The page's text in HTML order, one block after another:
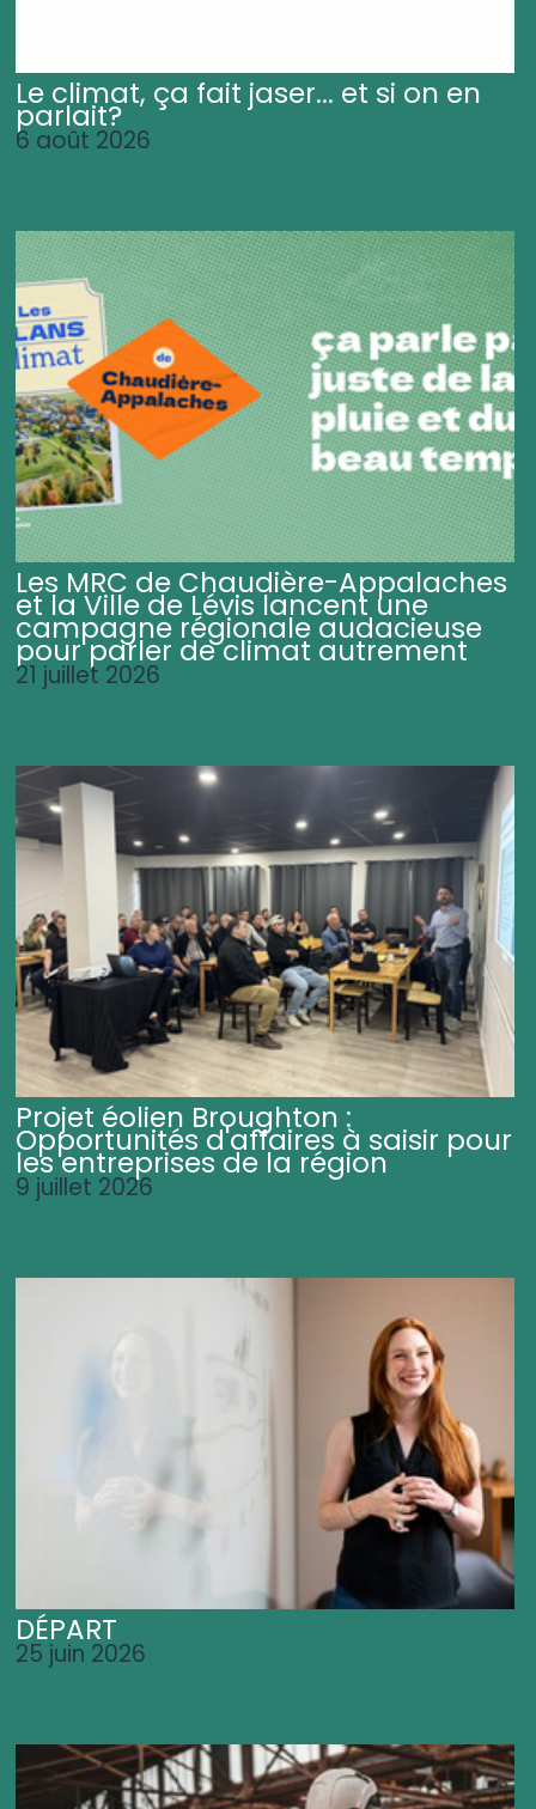
Le climat, ça fait jaser... et si on en
parlait?
6 août 2026
Les MRC de Chaudière-Appalaches
et la Ville de Lévis lancent une
campagne régionale audacieuse
pour parler de climat autrement
21 juillet 2026
Projet éolien Broughton :
Opportunités d'affaires à saisir pour
les entreprises de la région
9 juillet 2026
DÉPART
25 juin 2026